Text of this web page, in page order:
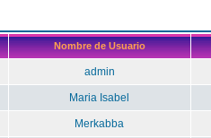
Nombre de Usuario
admin
Maria Isabel
Merkabba